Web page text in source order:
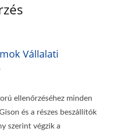
Vállalati
ellenőrzéséhez minden
és a részes beszállítók
szerint végzik a